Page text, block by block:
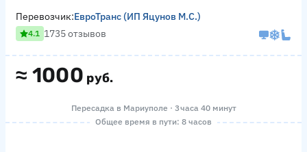
≈ 1000 руб.
Перевозчик:ЕвроТранс (ИП Яцунов М.С.)
4.1 1735 отзывов
Пересадка в Мариуполе · 3 часа 40 минут
Общее время в пути: 8 часов